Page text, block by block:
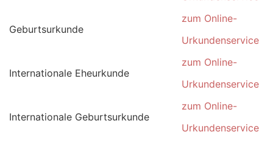
Geburtsurkunde
zum Online-
Urkundenservice
Internationale Eheurkunde
zum Online-
Urkundenservice
Internationale Geburtsurkunde
zum Online-
Urkundenservice